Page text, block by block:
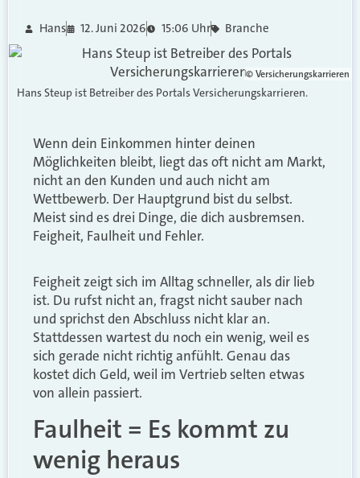
Hans 12. Juni 2026 15:06 Uhr Branche
© Versicherungskarrieren
Hans Steup ist Betreiber des Portals Versicherungskarrieren.
Wenn dein Einkommen hinter deinen
Möglichkeiten bleibt, liegt das oft nicht am Markt,
nicht an den Kunden und auch nicht am
Wettbewerb. Der Hauptgrund bist du selbst.
Meist sind es drei Dinge, die dich ausbremsen.
Feigheit, Faulheit und Fehler.
Feigheit zeigt sich im Alltag schneller, als dir lieb
ist. Du rufst nicht an, fragst nicht sauber nach
und sprichst den Abschluss nicht klar an.
Stattdessen wartest du noch ein wenig, weil es
sich gerade nicht richtig anfühlt. Genau das
kostet dich Geld, weil im Vertrieb selten etwas
von allein passiert.
Faulheit = Es kommt zu
wenig heraus